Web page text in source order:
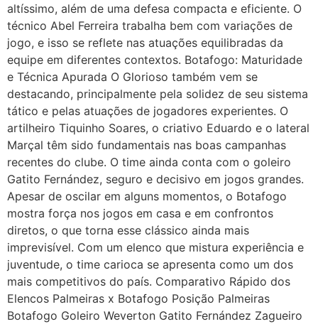
altíssimo, além de uma defesa compacta e eficiente. O
técnico Abel Ferreira trabalha bem com variações de
jogo, e isso se reflete nas atuações equilibradas da
equipe em diferentes contextos. Botafogo: Maturidade
e Técnica Apurada O Glorioso também vem se
destacando, principalmente pela solidez de seu sistema
tático e pelas atuações de jogadores experientes. O
artilheiro Tiquinho Soares, o criativo Eduardo e o lateral
Marçal têm sido fundamentais nas boas campanhas
recentes do clube. O time ainda conta com o goleiro
Gatito Fernández, seguro e decisivo em jogos grandes.
Apesar de oscilar em alguns momentos, o Botafogo
mostra força nos jogos em casa e em confrontos
diretos, o que torna esse clássico ainda mais
imprevisível. Com um elenco que mistura experiência e
juventude, o time carioca se apresenta como um dos
mais competitivos do país. Comparativo Rápido dos
Elencos Palmeiras x Botafogo Posição Palmeiras
Botafogo Goleiro Weverton Gatito Fernández Zagueiro